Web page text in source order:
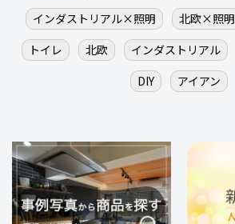
インダストリアル×照明
北欧×照明
トイレ
北欧 インダストリアル
DIY
アイアン